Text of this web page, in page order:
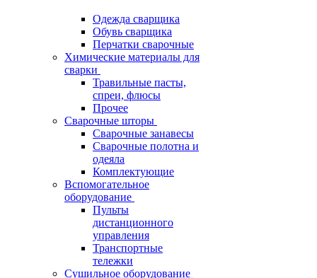
Одежда сварщика
Обувь сварщика
Перчатки сварочные
Химические материалы для
сварки
Травильные пасты,
спреи, флюсы
Прочее
Сварочные шторы
Сварочные занавесы
Сварочные полотна и
одеяла
Комплектующие
Вспомогательное
оборудование
Пульты
дистанционного
управления
Транспортные
тележки
Сушильное оборудование